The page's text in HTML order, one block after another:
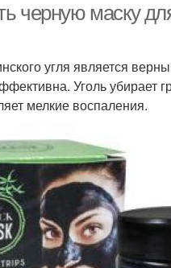
черную маску
угля является
Уголь убирает
мелкие воспаления.